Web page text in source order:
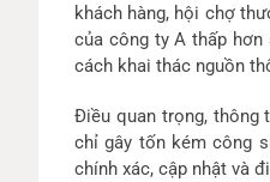
khách hàng, hội chợ
của công ty A thấp
cách khai thác nguồn
Điều quan trọng, thông
chỉ gây tốn kém công
chính xác, cập nhật và